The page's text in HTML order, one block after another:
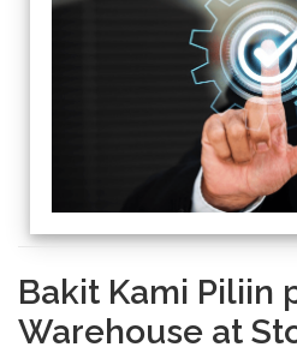
Bakit Kami Piliin
Warehouse at